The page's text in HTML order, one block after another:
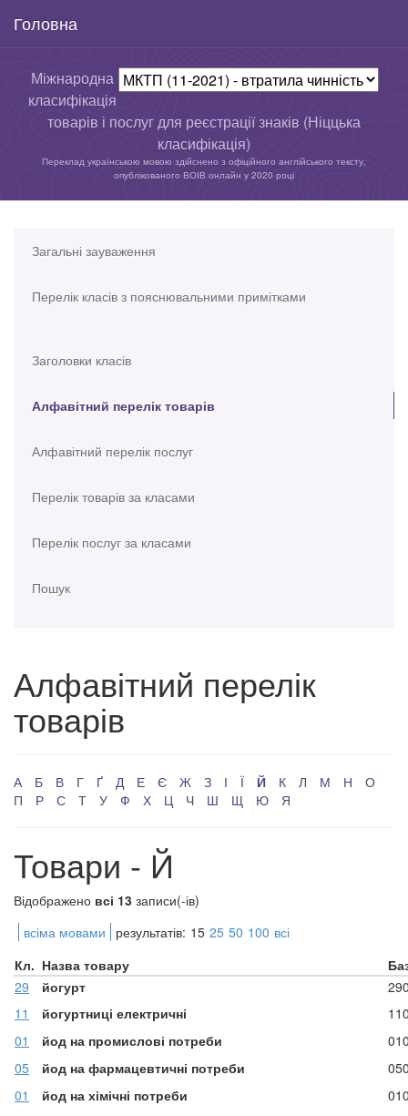
Головна
Міжнародна
класифікація
товарів і послуг для реєстрації знаків (Ніццька
класифікація)
Переклад українською мовою здійснено з офіційного англійського тексту,
опублікованого ВОІВ онлайн у 2020 році
Загальні зауваження
Перелік класів з пояснювальними примітками
Заголовки класів
Алфавітний перелік товарів
Алфавітний перелік послуг
Перелік товарів за класами
Перелік послуг за класами
Пошук
Алфавітний перелік
товарів
А Б В Г Ґ Д Е Є Ж З І Ї Й К Л М Н
О
П
Р С Т У Ф Х Ц Ч Ш Щ Ю Я
Товари - Й
Відображено всі 13 записи(-ів)
всіма мовами
результатів: 15 25 50 100 всі
Кл. Назва товару
29
йогурт
11
йогуртниці електричні
01
йод на промислові потреби
05
йод на фармацевтичні потреби
01
йод на хімічні потреби